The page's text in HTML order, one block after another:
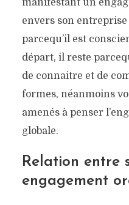
manifestant un
envers son
parcequ’il est
départ, il reste
de connaitre et de
formes, néanmoins
amenés à penser
globale.
Relation entre
engagement